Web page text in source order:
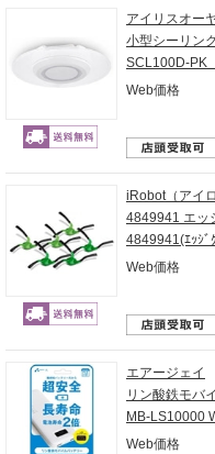
アイリスオー
小型シーリン
SCL100D-PK
Web価格
iRobot（アイ
4849941 エッ
4849941(ｴｯｼﾞ
Web価格
エアージェイ
リン酸鉄モバ
MB-LS10000
Web価格